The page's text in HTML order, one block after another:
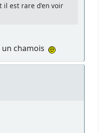
il est rare d'en voir
un chamois